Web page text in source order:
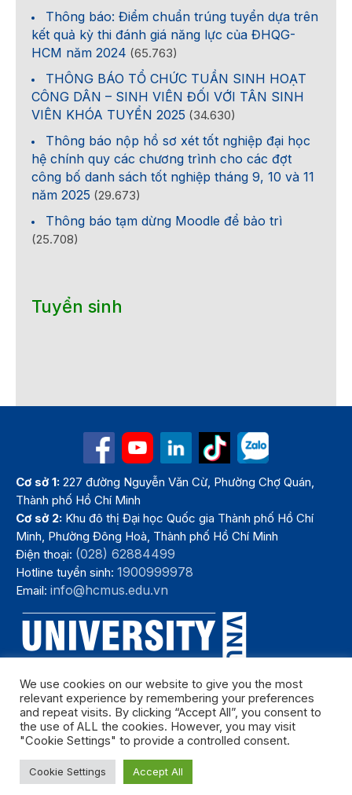
Thông báo: Điểm chuẩn trúng tuyển dựa trên
kết quả kỳ thi đánh giá năng lực của ĐHQG-
HCM năm 2024 (65.763)
THÔNG BÁO TỔ CHỨC TUẦN SINH HOẠT
CÔNG DÂN – SINH VIÊN ĐỐI VỚI TÂN SINH
VIÊN KHÓA TUYỂN 2025 (34.630)
Thông báo nộp hồ sơ xét tốt nghiệp đại học
hệ chính quy các chương trình cho các đợt
công bố danh sách tốt nghiệp tháng 9, 10 và 11
năm 2025 (29.673)
Thông báo tạm dừng Moodle để bảo trì
(25.708)
Tuyển sinh
Cơ sở 1: 227 đường Nguyễn Văn Cừ, Phường Chợ Quán,
Thành phố Hồ Chí Minh
Cơ sở 2: Khu đô thị Đại học Quốc gia Thành phố Hồ Chí
Minh, Phường Đông Hoà, Thành phố Hồ Chí Minh
Điện thoại: (028) 62884499
Hotline tuyển sinh:1900999978
Email:info@hcmus.edu.vn
Bản quyền thuộc Trường Đại học Khoa học tự nhiên, Đại học Quốc
gia Thành phố Hồ Chí Minh. Năm 2024
We use cookies on our website to give you the most
relevant experience by remembering your preferences
and repeat visits. By clicking “Accept All”, you consent to
the use of ALL the cookies. However, you may visit
"Cookie Settings" to provide a controlled consent.
Cookie Settings Accept All